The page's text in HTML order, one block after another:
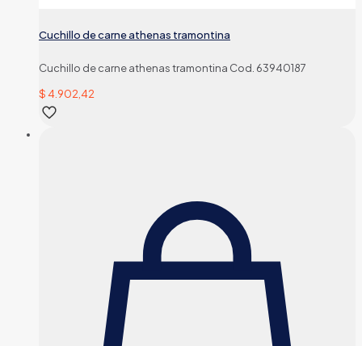
Cuchillo de carne athenas tramontina
Cuchillo de carne athenas tramontina Cod. 63940187
$ 4.902,42